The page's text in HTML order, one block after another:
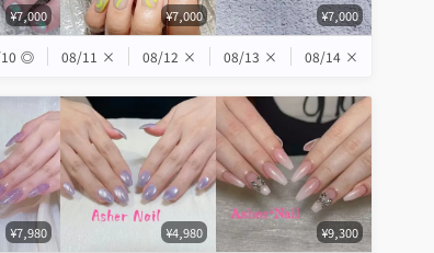
¥7,000 ¥7,000 ¥7,000
◎ 08/11 × 08/12 × 08/13 × 08/14 ×
¥7,980 ¥4,980 ¥9,300